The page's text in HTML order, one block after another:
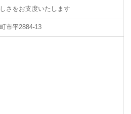
さをお支度いたします
市平2884-13